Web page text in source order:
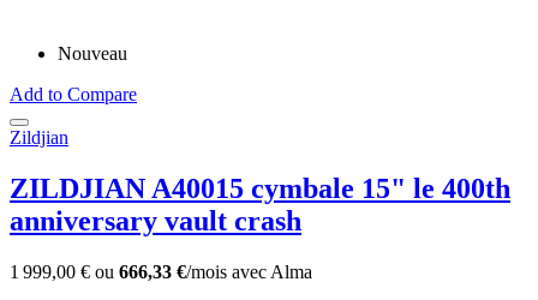
Nouveau
Add to Compare
Zildjian
ZILDJIAN A40015 cymbale 15" le 400th
anniversary vault crash
1 999,00 € ou 666,33 €/mois avec Alma